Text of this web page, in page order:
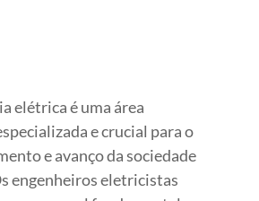
elétrica é uma área
e crucial para o
e avanço da sociedade
engenheiros eletricistas